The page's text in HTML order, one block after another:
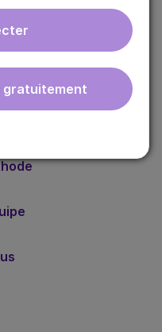
gratuitementmédicales
la médecine générale.